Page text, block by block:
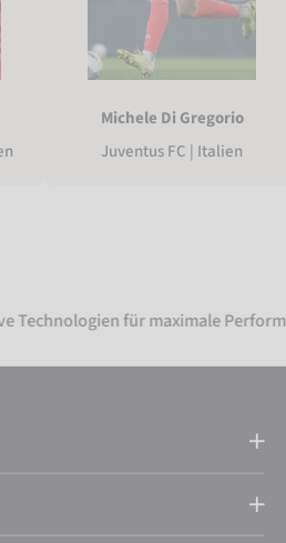
Michele Di Gregorio
Juventus FC | Italien
für maximale Performance